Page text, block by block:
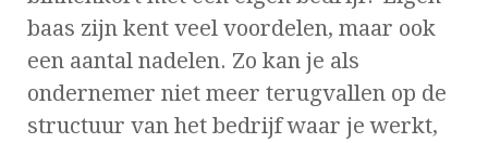
baas zijn kent veel voordelen, maar ook
een aantal nadelen. Zo kan je als
ondernemer niet meer terugvallen op de
structuur van het bedrijf waar je werkt,